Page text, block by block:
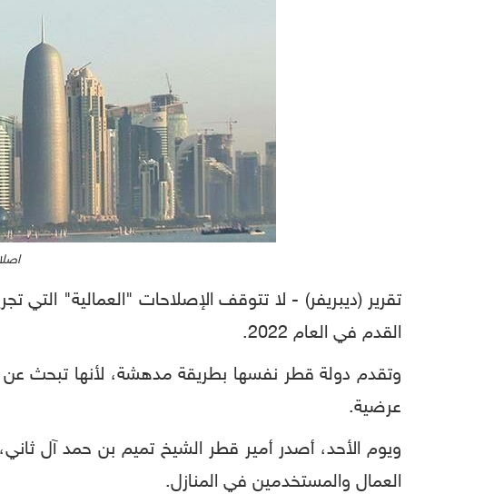
تقرير (ديبريفر) - لا تتوقف الإصلاحات "العمالية"
القدم في العام 2022.
وتقدم دولة قطر نفسها بطريقة مدهشة، لأنها تبحث
عرضية.
ويوم الأحد، أصدر أمير قطر الشيخ تميم بن حمد آل
العمال والمستخدمين في المنازل.